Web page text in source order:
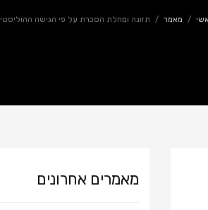
מאמר תזונה ומחלת הסכרת על פי הגישה
מאמרים אחרונים